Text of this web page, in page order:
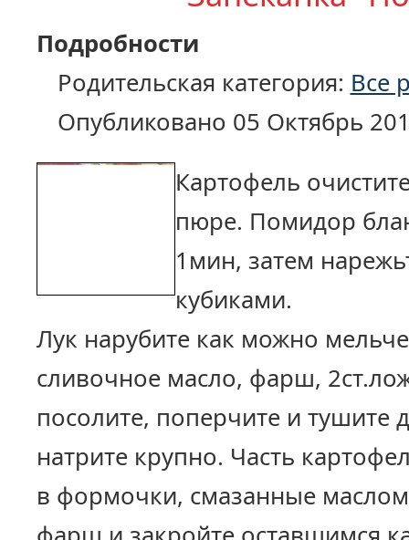
Подробности
Родительская категория: Все
Опубликовано 05 Октябрь
Картофель
пюре. Помидор
1мин, затем
кубиками.
Лук нарубите как можно
сливочное масло, фарш,
посолите, поперчите и тушите
натрите крупно. Часть
в формочки, смазанные